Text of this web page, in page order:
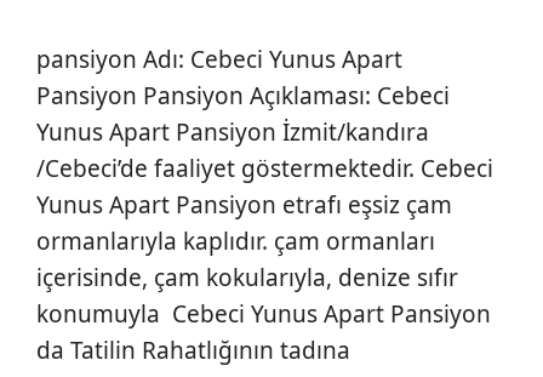
pansiyon Adı: Cebeci Yunus Apart
Pansiyon Pansiyon Açıklaması: Cebeci
Yunus Apart Pansiyon İzmit/kandıra
/Cebeci’de faaliyet göstermektedir. Cebeci
Yunus Apart Pansiyon etrafı eşsiz çam
ormanlarıyla kaplıdır. çam ormanları
içerisinde, çam kokularıyla, denize sıfır
konumuyla Cebeci Yunus Apart Pansiyon
da Tatilin Rahatlığının tadına